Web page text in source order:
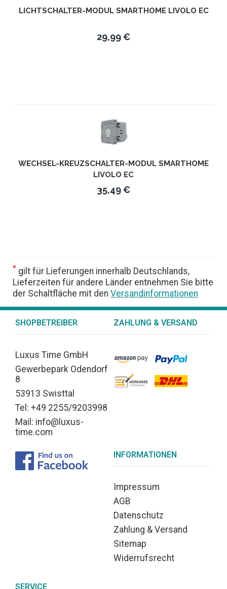
LICHTSCHALTER-MODUL SMARTHOME LIVOLO EC
29,99 €
WECHSEL-KREUZSCHALTER-MODUL SMARTHOME
LIVOLO EC
35,49 €
* gilt für Lieferungen innerhalb Deutschlands,
Lieferzeiten für andere Länder entnehmen Sie bitte
der Schaltfläche mit den Versandinformationen
SHOPBETREIBER
Luxus Time GmbH
Gewerbepark Odendorf
8
53913 Swisttal
Tel: +49 2255/9203998
Mail: info@luxus-
time.com
ZAHLUNG & VERSAND
INFORMATIONEN
Impressum
AGB
Datenschutz
Zahlung & Versand
Sitemap
Widerrufsrecht
SERVICE